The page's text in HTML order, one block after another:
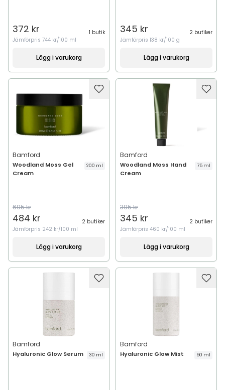
372 kr
1 butik
Jämförpris 744 kr/100 ml
Lägg i varukorg
345 kr
2 butiker
Jämförpris 138 kr/100 g
Lägg i varukorg
Bamford
Woodland Moss Gel
Cream
200 ml
695 kr
484 kr
2 butiker
Jämförpris 242 kr/100 ml
Lägg i varukorg
Bamford
Woodland Moss Hand
Cream
75 ml
395 kr
345 kr
2 butiker
Jämförpris 460 kr/100 ml
Lägg i varukorg
Bamford
Hyaluronic Glow Serum 30 ml
Bamford
Hyaluronic Glow Mist 50 ml